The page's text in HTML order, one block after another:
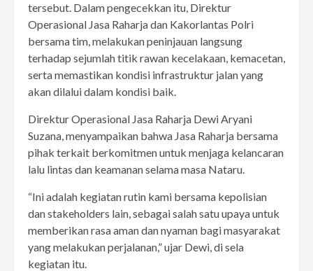
tersebut. Dalam pengecekkan itu, Direktur
Operasional Jasa Raharja dan Kakorlantas Polri
bersama tim, melakukan peninjauan langsung
terhadap sejumlah titik rawan kecelakaan, kemacetan,
serta memastikan kondisi infrastruktur jalan yang
akan dilalui dalam kondisi baik.
Direktur Operasional Jasa Raharja Dewi Aryani
Suzana, menyampaikan bahwa Jasa Raharja bersama
pihak terkait berkomitmen untuk menjaga kelancaran
lalu lintas dan keamanan selama masa Nataru.
“Ini adalah kegiatan rutin kami bersama kepolisian
dan stakeholders lain, sebagai salah satu upaya untuk
memberikan rasa aman dan nyaman bagi masyarakat
yang melakukan perjalanan,” ujar Dewi, di sela
kegiatan itu.